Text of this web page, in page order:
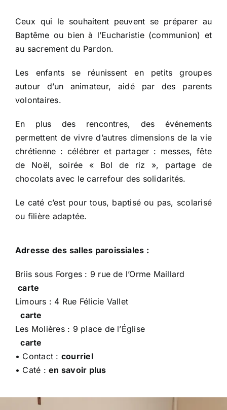
Ceux qui le souhaitent peuvent se préparer au
Baptême ou bien à l’Eucharistie (communion) et
au sacrement du Pardon.
Les enfants se réunissent en petits groupes
autour d’un animateur, aidé par des parents
volontaires.
En plus des rencontres, des événements
permettent de vivre d’autres dimensions de la vie
chrétienne : célébrer et partager : messes, fête
de Noël, soirée « Bol de riz », partage de
chocolats avec le carrefour des solidarités.
Le caté c’est pour tous, baptisé ou pas, scolarisé
ou filière adaptée.
Adresse des salles paroissiales :
Briis sous Forges : 9 rue de l’Orme Maillard
carte
Limours : 4 Rue Félicie Vallet
carte
Les Molières : 9 place de l’Église
carte
• Contact : courriel
• Caté :en savoir plus